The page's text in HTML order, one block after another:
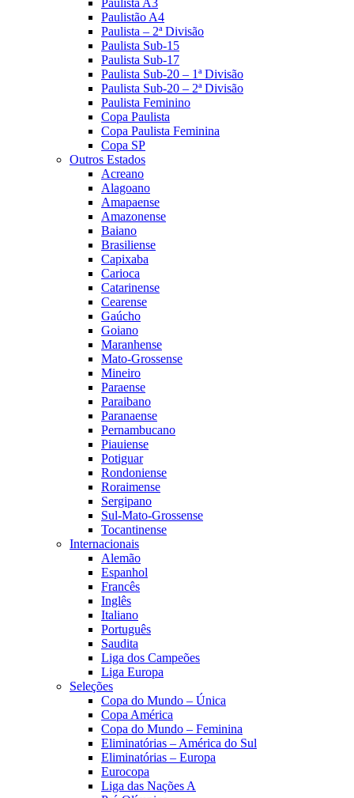
Paulistão A4
Paulista – 2ª Divisão
Paulista Sub-15
Paulista Sub-17
Paulista Sub-20 – 1ª Divisão
Paulista Sub-20 – 2ª Divisão
Paulista Feminino
Copa Paulista
Copa Paulista Feminina
Copa SP
Outros Estados
Acreano
Alagoano
Amapaense
Amazonense
Baiano
Brasiliense
Capixaba
Carioca
Catarinense
Cearense
Gaúcho
Goiano
Maranhense
Mato-Grossense
Mineiro
Paraense
Paraibano
Paranaense
Pernambucano
Piauiense
Potiguar
Rondoniense
Roraimense
Sergipano
Sul-Mato-Grossense
Tocantinense
Internacionais
Alemão
Espanhol
Francês
Inglês
Italiano
Português
Saudita
Liga dos Campeões
Liga Europa
Seleções
Copa do Mundo – Única
Copa América
Copa do Mundo – Feminina
Eliminatórias – América do Sul
Eliminatórias – Europa
Eurocopa
Liga das Nações A